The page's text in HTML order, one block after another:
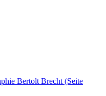
Bertolt Brecht (Seite